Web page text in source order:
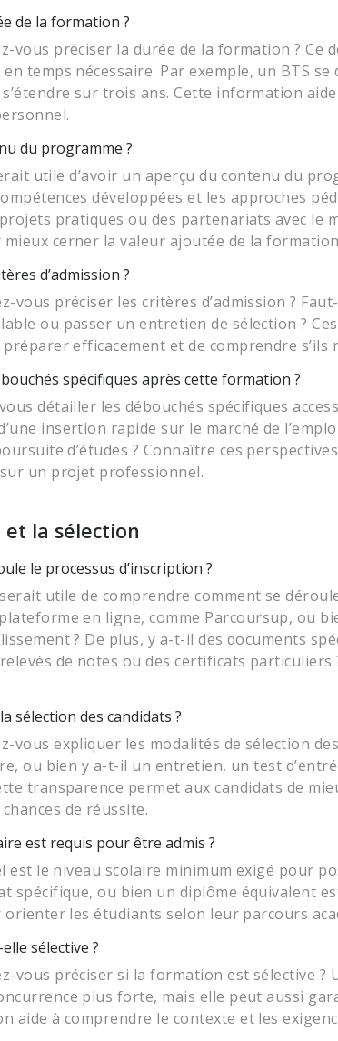
de la formation ?
vous préciser la durée de la formation ? Ce
en temps nécessaire. Par exemple, un BTS
s’étendre sur trois ans. Cette information
du programme ?
utile d’avoir un aperçu du contenu du
développées et les approches
pratiques ou des partenariats avec le
cerner la valeur ajoutée de la
d’admission ?
vous préciser les critères d’admission ?
ou passer un entretien de sélection ?
efficacement et de comprendre s’ils
spécifiques après cette formation ?
détailler les débouchés spécifiques
insertion rapide sur le marché de
d’études ? Connaître ces
un projet professionnel.
et la sélection
le processus d’inscription ?
utile de comprendre comment se
en ligne, comme Parcoursup, ou
? De plus, y a-t-il des documents
de notes ou des certificats
sélection des candidats ?
vous expliquer les modalités de sélection
ou bien y a-t-il un entretien, un test
transparence permet aux candidats de
de réussite.
est requis pour être admis ?
est le niveau scolaire minimum exigé pour
spécifique, ou bien un diplôme équivalent
les étudiants selon leur parcours
sélective ?
vous préciser si la formation est sélective ?
plus forte, mais elle peut aussi
aide à comprendre le contexte et les